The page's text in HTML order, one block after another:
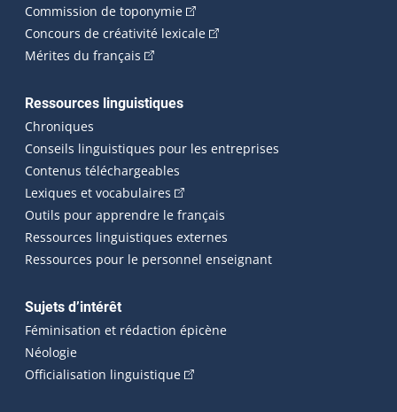
Commission de toponymie(Cet hyperlien externe s'ouvrira
Concours de créativité lexicale(Cet hyperlien externe
Mérites du français (Cet hyperlien externe s'ouvrira dans une
Ressources linguistiques
Chroniques
Conseils linguistiques pour les entreprises
Contenus téléchargeables
Lexiques et vocabulaires (Cet hyperlien externe s'ouvrira
Outils pour apprendre le français
Ressources linguistiques externes
Ressources pour le personnel enseignant
Sujets d’intérêt
Féminisation et rédaction épicène
Néologie
Officialisation linguistique(Cet hyperlien externe s'ouvrira